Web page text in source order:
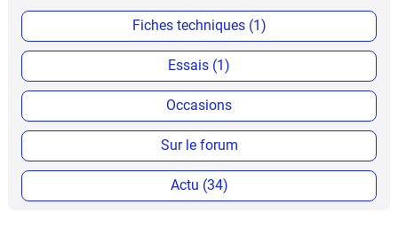
Fiches techniques (1)
Essais (1)
Occasions
Sur le forum
Actu (34)